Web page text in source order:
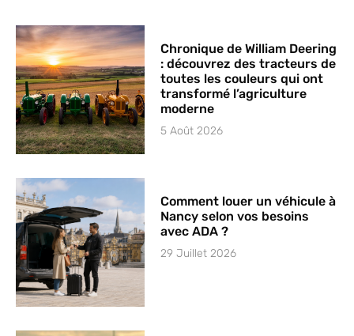
Chronique de William Deering
: découvrez des tracteurs de
toutes les couleurs qui ont
transformé l’agriculture
moderne
5 Août 2026
Comment louer un véhicule à
Nancy selon vos besoins
avec ADA ?
29 Juillet 2026